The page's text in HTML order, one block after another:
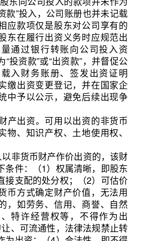
款”投入，公司账册也并未记载
应款项仅是股东对公司享有的
东在履行出资义务时应规范出
通过银行转账向公司投入资
投资款”或“出资款”，并督促公
入财务账册、签发出资证明
缴出资变更登记，并在国家企
中予以公示，避免后续出现争
出资。可用以出资的非货币
物、知识产权、土地使用权、
货币财产作价出资的，该财
条件：（1）权属清晰，即股东
接支配的处分权；（2）可估价
币方式确定财产价值，无法用
，如劳务、信用、商誉、自然
特许经营权等，不得作为出
、可流通性，法律法规禁止转